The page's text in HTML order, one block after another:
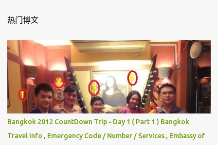
热门博文
Bangkok 2012 CountDown Trip - Day 1 ( Part 1 ) Bangkok
Travel Info , Emergency Code / Number / Services , Embassy of